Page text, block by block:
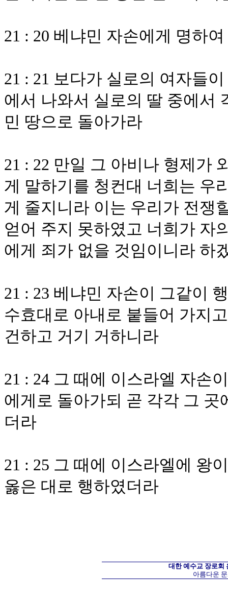
21 : 20 베냐민 자손에게 명하
21 : 21 보다가 실로의 여자들
에서 나와서 실로의 딸 중에서
민 땅으로 돌아가라
21 : 22 만일 그 아비나 형제가
게 말하기를 청컨대 너희는 우
게 줄지니라 이는 우리가 전쟁
얻어 주지 못하였고 너희가 자
에게 죄가 없을 것임이니라 하
21 : 23 베냐민 자손이 그같이
수효대로 아내로 붙들어 가지
건하고 거기 거하니라
21 : 24 그 때에 이스라엘 자손
에게로 돌아가되 곧 각각 그
더라
21 : 25 그 때에 이스라엘에 왕
옳은 대로 행하였더라
대한 예수교 장로회
아름다운